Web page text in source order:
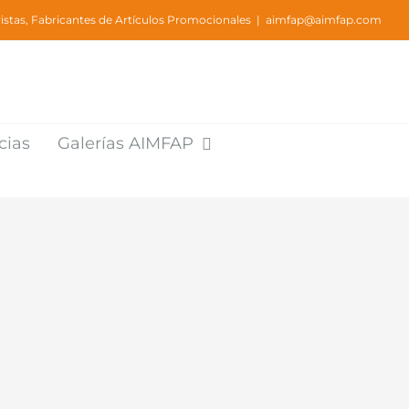
Fabricantes de Artículos Promocionales | aimfap@aimfap.com
Galerías AIMFAP